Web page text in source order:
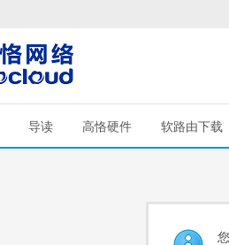
导读 高恪硬件 软路由下载